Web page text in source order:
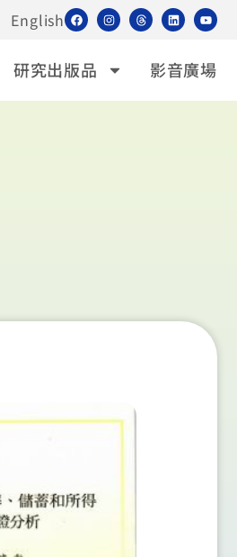
English
研究出版品 影音廣場